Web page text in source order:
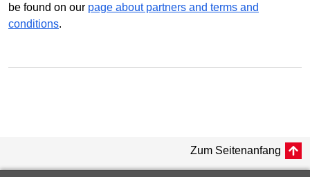
be found on our page about partners and terms and
conditions.
Zum Seitenanfang